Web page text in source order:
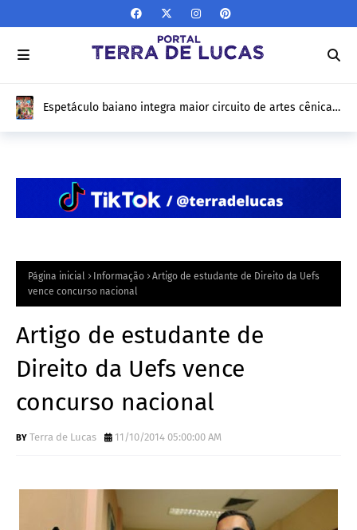
Espetáculo baiano integra maior circuito de artes cênicas
Página inicial Informação
Artigo de estudante de Direito da Uefs
vence concurso nacional
Artigo de estudante de
Direito da Uefs vence
concurso nacional
Terra de Lucas 11/10/2014 05:00:00 AM